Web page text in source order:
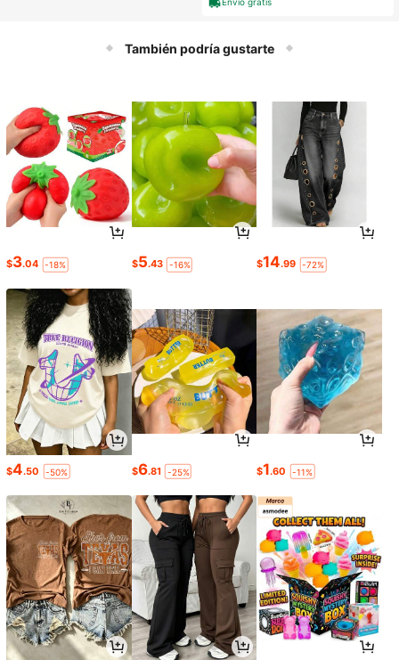
También podría gustarte
$3.04 -18% $5.43 -16% $14.99 -72%
$4.50 -50% $6.81 -25% $1.60 -11%